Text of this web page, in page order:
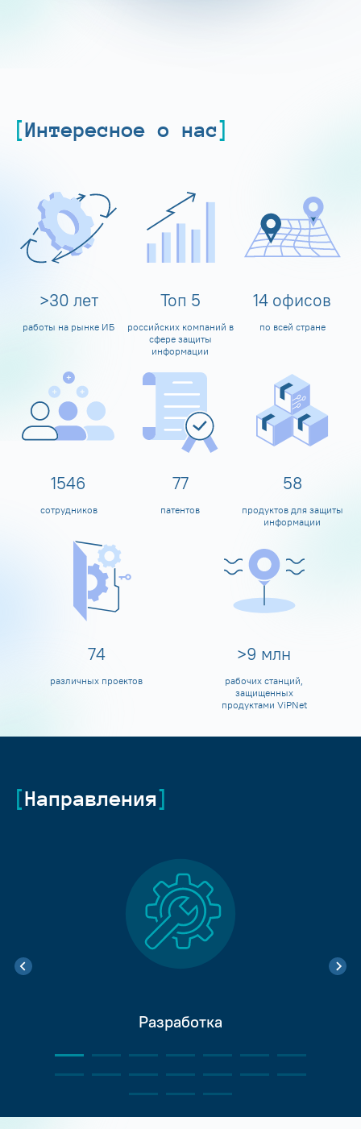
Интересное о нас
>30 лет
работы на рынке ИБ
Топ 5
российских компаний в
сфере защиты
информации
14 офисов
по всей стране
1600
сотрудников
80
патентов
60
продуктов для защиты
информации
80
различных проектов
>10 млн
рабочих станций,
защищенных
продуктами ViPNet
Направления
Разработка